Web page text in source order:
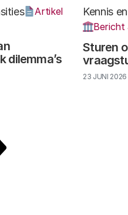
dilemma’s
Artikel
Sturen
Kennis
Bericht
23 JUNI 2026